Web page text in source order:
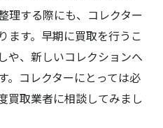
理する際にも、コレクター
ます。早期に買取を行うこ
や、新しいコレクションへ
。コレクターにとっては必
買取業者に相談してみまし